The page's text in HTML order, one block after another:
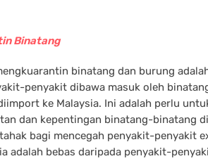
Binatang
binatang dan burung
penyakit dibawa masuk oleh
ke Malaysia. Ini adalah perlu
dan kepentingan binatang-binatang
bagi mencegah penyakit-penyakit
adalah bebas daripada penyakit-